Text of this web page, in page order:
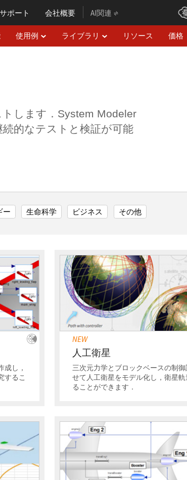
ポート 会社概要 AI関連
使用例 ライブラリ リソース 価格
します．System Modeler
的なテストと検証が可能
ー 生命科学 ビジネス その他
成し，
するこ
NEW
人工衛星
三次元力学とブロックベースの制
せて人工衛星をモデル化し，衛星
ることができます．